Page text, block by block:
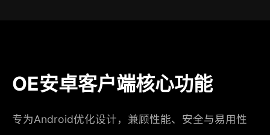
OE安卓客户端核心功能
专为Android优化设计，兼顾性能、安全与易用性